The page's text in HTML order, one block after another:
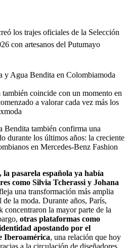
los trajes oficiales de la Selección
con artesanos del Putumayo
coincide con un momento en
a valorar cada vez más los
Bendita también confirma una
durante los últimos años: la creciente
en Mercedes-Benz Fashion
pasarela española ya había
como Silvia Tcherassi y Johana
una transformación más amplia
la moda. Durante años, París,
la mayor parte de la
otras plataformas como
apostando por el
Iberoamérica, una relación que hoy